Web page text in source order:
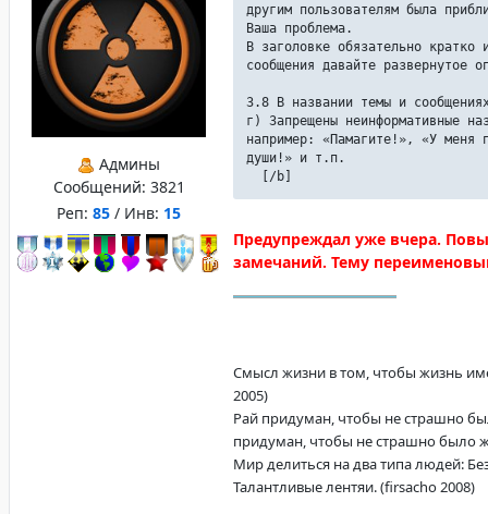
Админы
Сообщений: 3821
Реп: 85 / Инв: 15
другим пользователям была
Ваша проблема.
В заголовке обязательно
сообщения давайте развернутое
3.8 В названии темы и
г) Запрещены неинформативные
например: «Памагите!», «У меня
души!» и т.п.
[/b]
Предупреждал уже вчера.
замечаний. Тему
Смысл жизни в том, чтобы жизнь
2005)
Рай придуман, чтобы не страшно
придуман, чтобы не страшно было
Мир делиться на два типа людей:
Талантливые лентяи. (firsacho 2008)